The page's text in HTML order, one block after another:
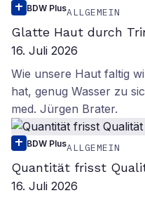
BDW PlusALLGEMEIN
Glatte Haut durch
16. Juli 2026
Wie unsere Haut faltig
hat, genug Wasser zu
med. Jürgen Brater.
BDW PlusALLGEMEIN
Quantität frisst
16. Juli 2026